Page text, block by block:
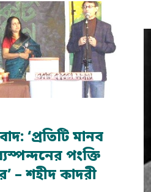
আড্ডার
গল্প"
‘প্রতিটি মানব
পংক্তি
– শহীদ কাদরী